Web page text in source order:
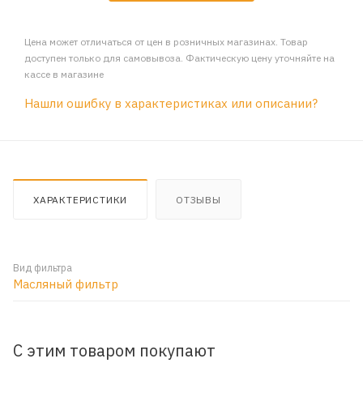
Цена может отличаться от цен в розничных магазинах. Товар
доступен только для самовывоза. Фактическую цену уточняйте на
кассе в магазине
Нашли ошибку в характеристиках или описании?
ХАРАКТЕРИСТИКИ ОТЗЫВЫ
Вид фильтра
Масляный фильтр
С этим товаром покупают